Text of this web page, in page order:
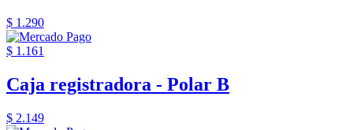
$ 1.290
$ 1.161
Caja registradora - Polar B
$ 2.149